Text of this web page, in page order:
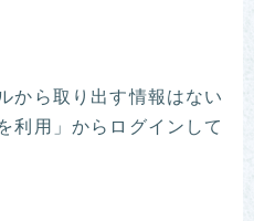
から取り出す情報はない
利用」からログインして